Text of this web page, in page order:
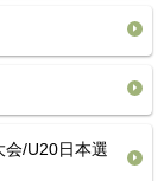
会/U20日本選